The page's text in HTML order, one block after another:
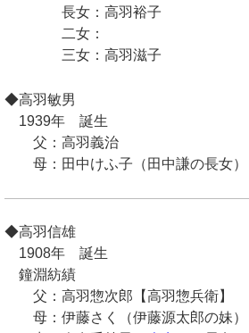
長女：高羽裕子
二女：
三女：高羽滋子
◆高羽敏男
1939年 誕生
父：高羽義治
母：田中けふ子（田中謙の長女）
◆高羽信雄
1908年 誕生
鐘淵紡績
父：高羽惣次郎【高羽惣兵衛】
母：伊藤さく（伊藤源太郎の妹）